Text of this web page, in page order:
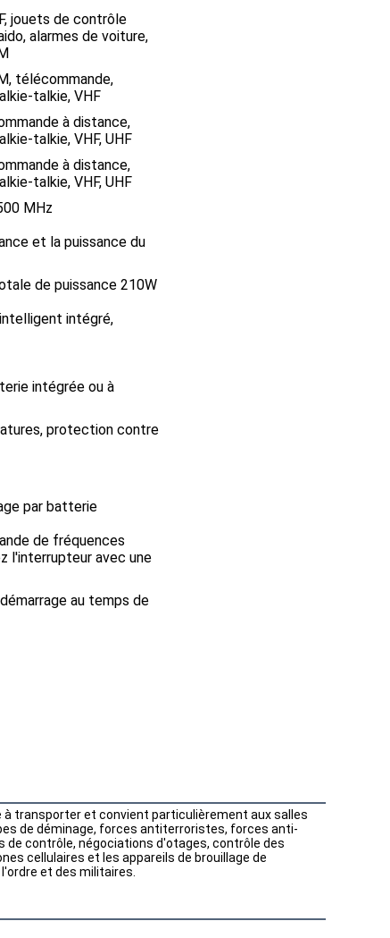
jouets de contrôle
alarmes de voiture,
télécommande,
talkie, VHF
à distance,
talkie, VHF, UHF
à distance,
talkie, VHF, UHF
MHz
et la puissance du
de puissance 210W
intégré,
intégrée ou à
protection contre
par batterie
de fréquences
l'interrupteur avec une
au temps de
à transporter et convient particulièrement aux salles
de déminage, forces antiterroristes, forces anti-
contrôle, négociations d'otages, contrôle des
cellulaires et les appareils de brouillage de
et des militaires.